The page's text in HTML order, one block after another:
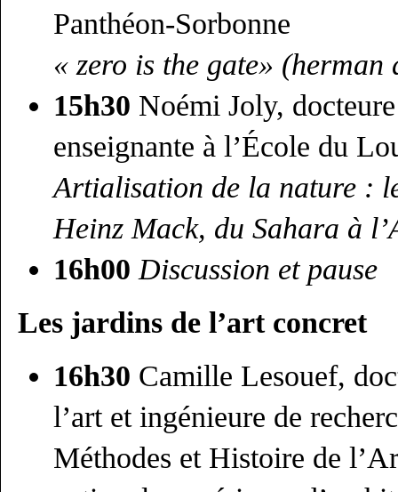
Panthéon-Sorbonne
« zero is the gate» (herman
15h30 Noémi Joly,
enseignante à l’École du
Artialisation de la nature :
Heinz Mack, du Sahara à
16h00 Discussion et pause
Les jardins de l’art concret
16h30 Camille Lesouef,
l’art et ingénieure de
Méthodes et Histoire de